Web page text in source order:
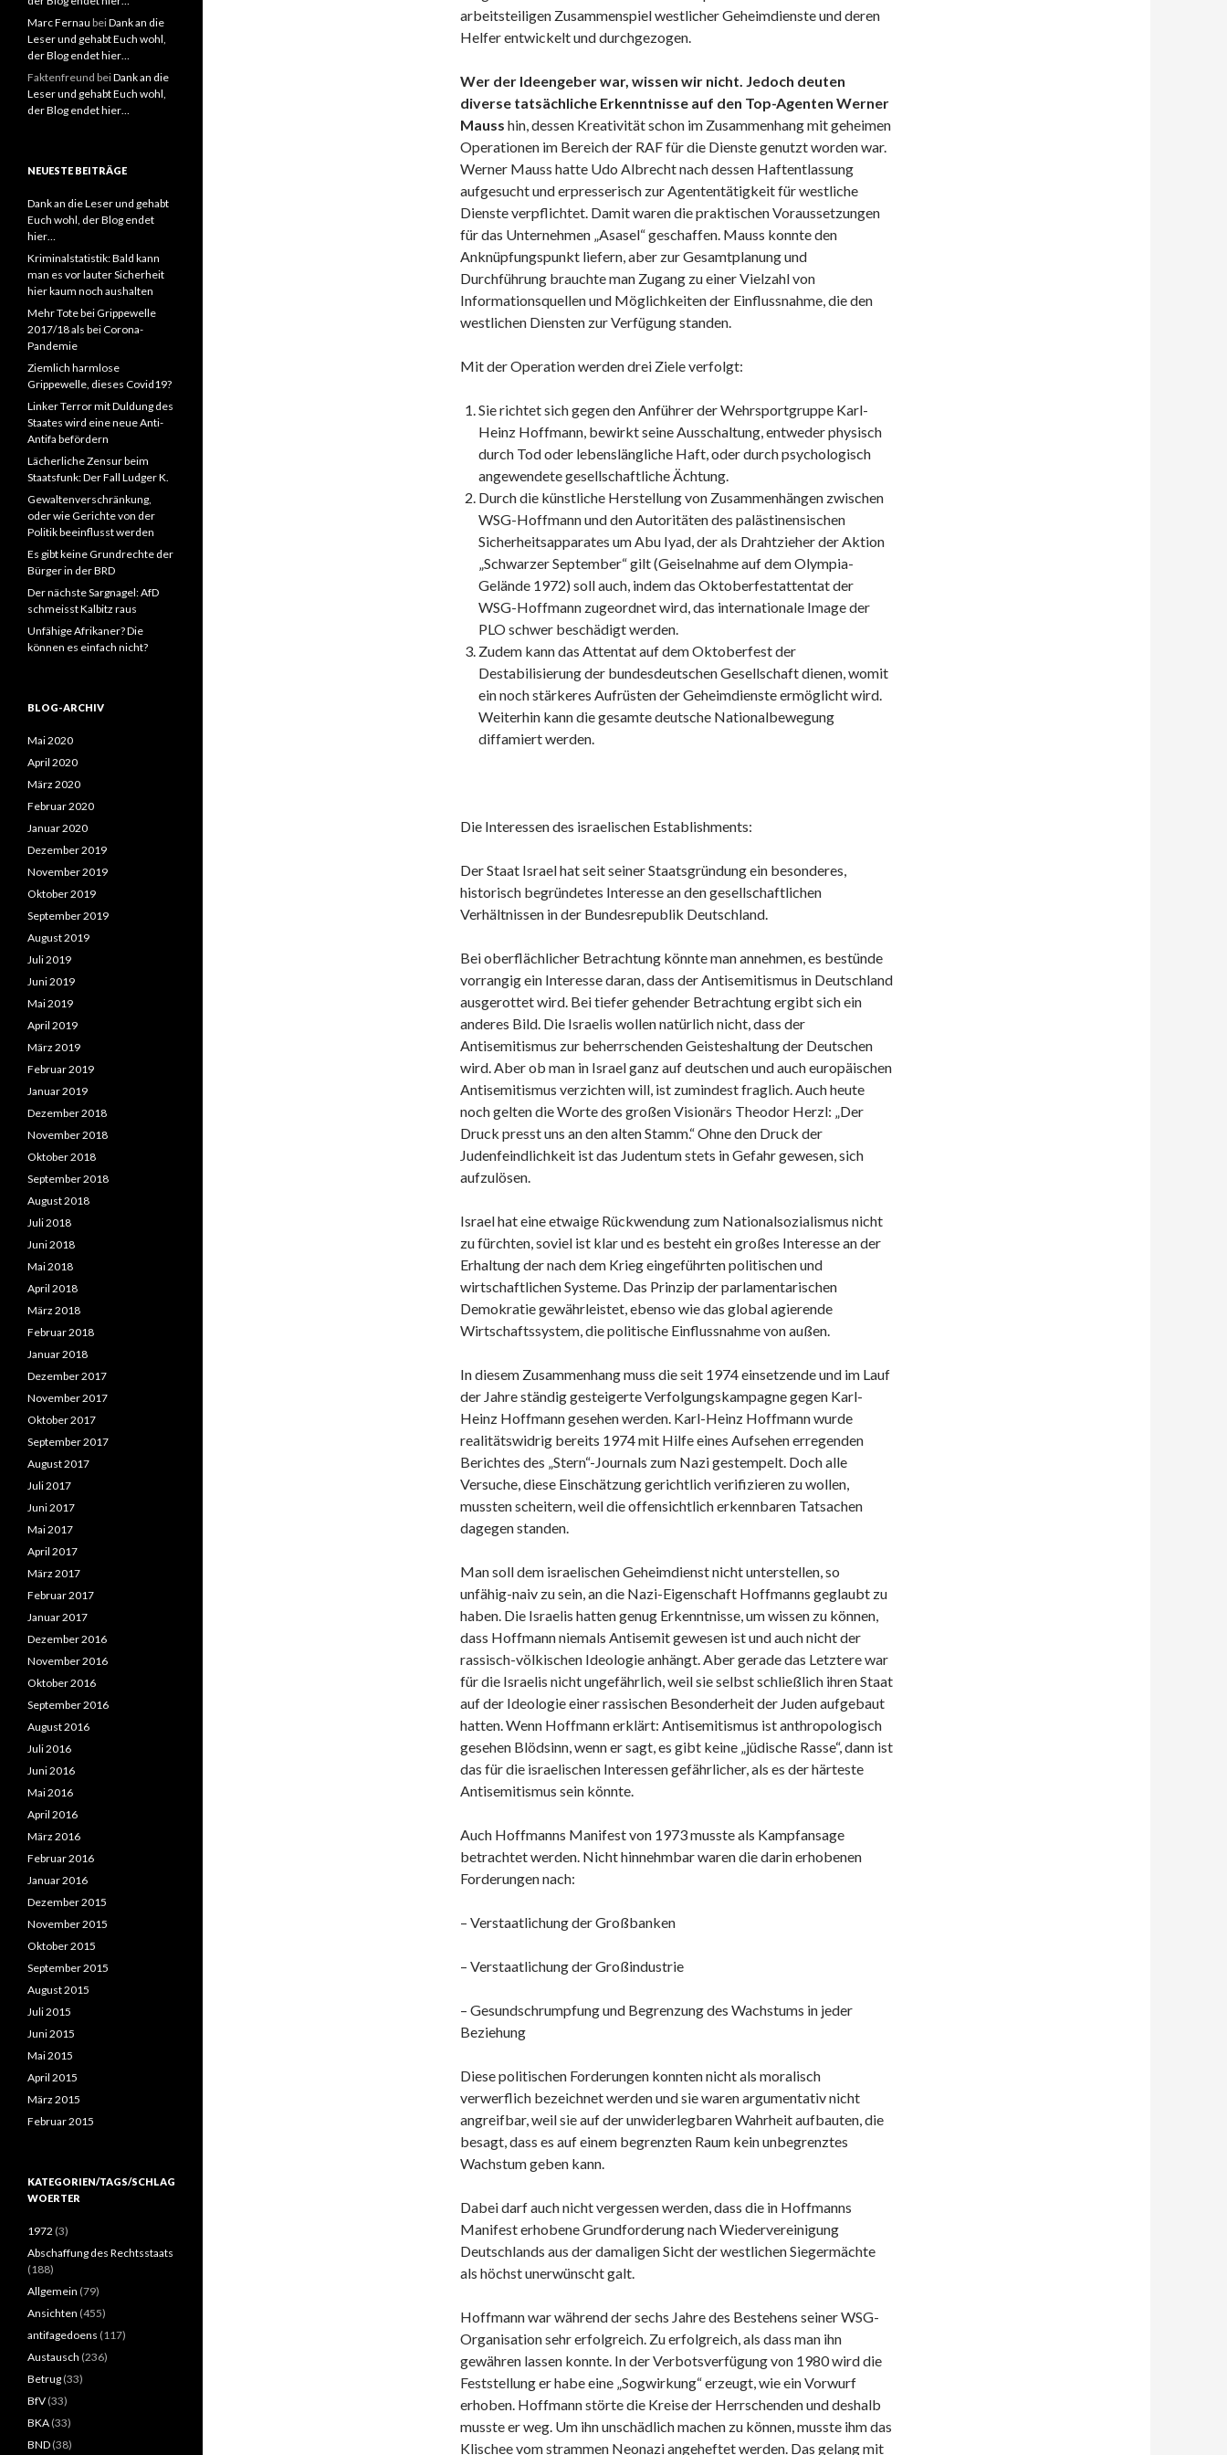
arbeitsteiligen Zusammenspiel westlicher Geheimdienste und deren
Helfer entwickelt und durchgezogen.
Wer der Ideengeber war, wissen wir nicht. Jedoch deuten
diverse tatsächliche Erkenntnisse auf den Top-Agenten Werner
Mauss hin, dessen Kreativität schon im Zusammenhang mit geheimen
Operationen im Bereich der RAF für die Dienste genutzt worden war.
Werner Mauss hatte Udo Albrecht nach dessen Haftentlassung
aufgesucht und erpresserisch zur Agententätigkeit für westliche
Dienste verpflichtet. Damit waren die praktischen Voraussetzungen
für das Unternehmen „Asasel“ geschaffen. Mauss konnte den
Anknüpfungspunkt liefern, aber zur Gesamtplanung und
Durchführung brauchte man Zugang zu einer Vielzahl von
Informationsquellen und Möglichkeiten der Einflussnahme, die den
westlichen Diensten zur Verfügung standen.
Mit der Operation werden drei Ziele verfolgt:
Sie richtet sich gegen den Anführer der Wehrsportgruppe Karl-
Heinz Hoffmann, bewirkt seine Ausschaltung, entweder physisch
durch Tod oder lebenslängliche Haft, oder durch psychologisch
angewendete gesellschaftliche Ächtung.
Durch die künstliche Herstellung von Zusammenhängen zwischen
WSG-Hoffmann und den Autoritäten des palästinensischen
Sicherheitsapparates um Abu Iyad, der als Drahtzieher der Aktion
„Schwarzer September“ gilt (Geiselnahme auf dem Olympia-
Gelände 1972) soll auch, indem das Oktoberfestattentat der
WSG-Hoffmann zugeordnet wird, das internationale Image der
PLO schwer beschädigt werden.
Zudem kann das Attentat auf dem Oktoberfest der
Destabilisierung der bundesdeutschen Gesellschaft dienen, womit
ein noch stärkeres Aufrüsten der Geheimdienste ermöglicht wird.
Weiterhin kann die gesamte deutsche Nationalbewegung
diffamiert werden.
Die Interessen des israelischen Establishments:
Der Staat Israel hat seit seiner Staatsgründung ein besonderes,
historisch begründetes Interesse an den gesellschaftlichen
Verhältnissen in der Bundesrepublik Deutschland.
Bei oberflächlicher Betrachtung könnte man annehmen, es bestünde
vorrangig ein Interesse daran, dass der Antisemitismus in Deutschland
ausgerottet wird. Bei tiefer gehender Betrachtung ergibt sich ein
anderes Bild. Die Israelis wollen natürlich nicht, dass der
Antisemitismus zur beherrschenden Geisteshaltung der Deutschen
wird. Aber ob man in Israel ganz auf deutschen und auch europäischen
Antisemitismus verzichten will, ist zumindest fraglich. Auch heute
noch gelten die Worte des großen Visionärs Theodor Herzl: „Der
Druck presst uns an den alten Stamm.“ Ohne den Druck der
Judenfeindlichkeit ist das Judentum stets in Gefahr gewesen, sich
aufzulösen.
Israel hat eine etwaige Rückwendung zum Nationalsozialismus nicht
zu fürchten, soviel ist klar und es besteht ein großes Interesse an der
Erhaltung der nach dem Krieg eingeführten politischen und
wirtschaftlichen Systeme. Das Prinzip der parlamentarischen
Demokratie gewährleistet, ebenso wie das global agierende
Wirtschaftssystem, die politische Einflussnahme von außen.
In diesem Zusammenhang muss die seit 1974 einsetzende und im Lauf
der Jahre ständig gesteigerte Verfolgungskampagne gegen Karl-
Heinz Hoffmann gesehen werden. Karl-Heinz Hoffmann wurde
realitätswidrig bereits 1974 mit Hilfe eines Aufsehen erregenden
Berichtes des „Stern“-Journals zum Nazi gestempelt. Doch alle
Versuche, diese Einschätzung gerichtlich verifizieren zu wollen,
mussten scheitern, weil die offensichtlich erkennbaren Tatsachen
dagegen standen.
Man soll dem israelischen Geheimdienst nicht unterstellen, so
unfähig-naiv zu sein, an die Nazi-Eigenschaft Hoffmanns geglaubt zu
haben. Die Israelis hatten genug Erkenntnisse, um wissen zu können,
dass Hoffmann niemals Antisemit gewesen ist und auch nicht der
rassisch-völkischen Ideologie anhängt. Aber gerade das Letztere war
für die Israelis nicht ungefährlich, weil sie selbst schließlich ihren Staat
auf der Ideologie einer rassischen Besonderheit der Juden aufgebaut
hatten. Wenn Hoffmann erklärt: Antisemitismus ist anthropologisch
gesehen Blödsinn, wenn er sagt, es gibt keine „jüdische Rasse“, dann ist
das für die israelischen Interessen gefährlicher, als es der härteste
Antisemitismus sein könnte.
Auch Hoffmanns Manifest von 1973 musste als Kampfansage
betrachtet werden. Nicht hinnehmbar waren die darin erhobenen
Forderungen nach:
– Verstaatlichung der Großbanken
– Verstaatlichung der Großindustrie
– Gesundschrumpfung und Begrenzung des Wachstums in jeder
Beziehung
Diese politischen Forderungen konnten nicht als moralisch
verwerflich bezeichnet werden und sie waren argumentativ nicht
angreifbar, weil sie auf der unwiderlegbaren Wahrheit aufbauten, die
besagt, dass es auf einem begrenzten Raum kein unbegrenztes
Wachstum geben kann.
Dabei darf auch nicht vergessen werden, dass die in Hoffmanns
Manifest erhobene Grundforderung nach Wiedervereinigung
Deutschlands aus der damaligen Sicht der westlichen Siegermächte
als höchst unerwünscht galt.
Hoffmann war während der sechs Jahre des Bestehens seiner WSG-
Organisation sehr erfolgreich. Zu erfolgreich, als dass man ihn
gewähren lassen konnte. In der Verbotsverfügung von 1980 wird die
Feststellung er habe eine „Sogwirkung“ erzeugt, wie ein Vorwurf
erhoben. Hoffmann störte die Kreise der Herrschenden und deshalb
musste er weg. Um ihn unschädlich machen zu können, musste ihm das
Klischee vom strammen Neonazi angeheftet werden. Das gelang mit
Marc Fernau beiDank an die
Leser und gehabt Euch wohl,
der Blog endet hier…
Faktenfreund beiDank an die
Leser und gehabt Euch wohl,
der Blog endet hier…
NEUESTE BEITRÄGE
Dank an die Leser und gehabt
Euch wohl, der Blog endet
hier…
Kriminalstatistik: Bald kann
man es vor lauter Sicherheit
hier kaum noch aushalten
Mehr Tote bei Grippewelle
2017/18 als bei Corona-
Pandemie
Ziemlich harmlose
Grippewelle, dieses Covid19?
Linker Terror mit Duldung des
Staates wird eine neue Anti-
Antifa befördern
Lächerliche Zensur beim
Staatsfunk: Der Fall Ludger K.
Gewaltenverschränkung,
oder wie Gerichte von der
Politik beeinflusst werden
Es gibt keine Grundrechte der
Bürger in der BRD
Der nächste Sargnagel: AfD
schmeisst Kalbitz raus
Unfähige Afrikaner? Die
können es einfach nicht?
BLOG-ARCHIV
Mai 2020
April 2020
März 2020
Februar 2020
Januar 2020
Dezember 2019
November 2019
Oktober 2019
September 2019
August 2019
Juli 2019
Juni 2019
Mai 2019
April 2019
März 2019
Februar 2019
Januar 2019
Dezember 2018
November 2018
Oktober 2018
September 2018
August 2018
Juli 2018
Juni 2018
Mai 2018
April 2018
März 2018
Februar 2018
Januar 2018
Dezember 2017
November 2017
Oktober 2017
September 2017
August 2017
Juli 2017
Juni 2017
Mai 2017
April 2017
März 2017
Februar 2017
Januar 2017
Dezember 2016
November 2016
Oktober 2016
September 2016
August 2016
Juli 2016
Juni 2016
Mai 2016
April 2016
März 2016
Februar 2016
Januar 2016
Dezember 2015
November 2015
Oktober 2015
September 2015
August 2015
Juli 2015
Juni 2015
Mai 2015
April 2015
März 2015
Februar 2015
KATEGORIEN/TAGS/SCHLAG
WOERTER
1972 (3)
Abschaffung des Rechtsstaats
(188)
Allgemein (79)
Ansichten (455)
antifagedoens (117)
Austausch (236)
Betrug (33)
BfV (33)
BKA (33)
BND (38)